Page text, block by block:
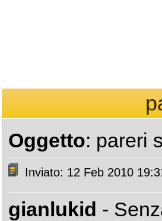
Oggetto: pareri
Inviato: 12 Feb 2010
gianlukid -